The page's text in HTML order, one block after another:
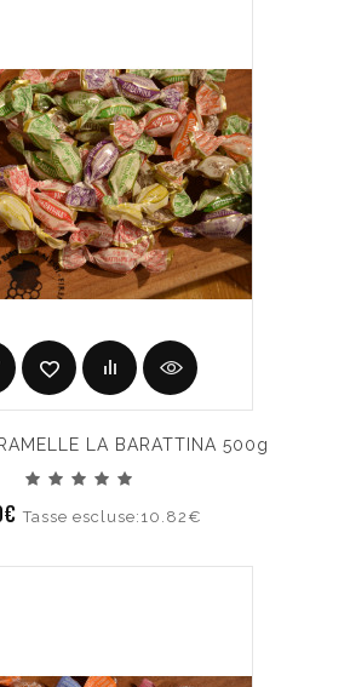
LA BARATTINA 500g
Tasse escluse:10.82€